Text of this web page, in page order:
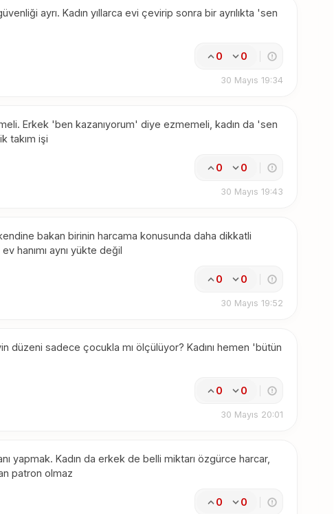
ayrı. Kadın yıllarca evi çevirip sonra bir ayrılıkta 'sen
0 0
30 Mayıs 19:34
Erkek 'ben kazanıyorum' diye ezmemeli, kadın da 'sen
takım işi
0 0
30 Mayıs 19:43
bakan birinin harcama konusunda daha dikkatli
hanımı aynı yükte değil
0 0
30 Mayıs 19:52
düzeni sadece çocukla mı ölçülüyor? Kadını hemen 'bütün
0 0
30 Mayıs 20:01
yapmak. Kadın da erkek de belli miktarı özgürce harcar,
patron olmaz
0 0